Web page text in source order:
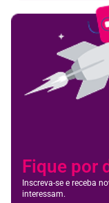
Fique por
Inscreva-se e receba
interessam.